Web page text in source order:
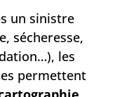
un sinistre
sécheresse,
les
permettent